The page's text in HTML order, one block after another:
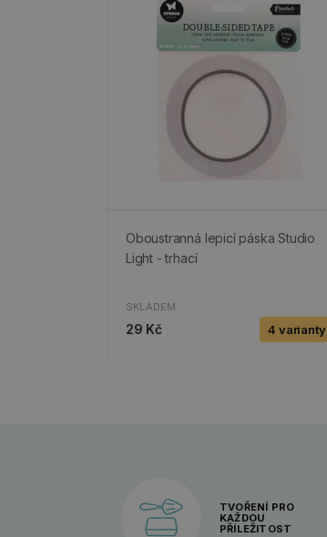
Oboustranná lepicí páska Studio
Light - trhací
SKLADEM
29 Kč 4 varianty
TVOŘENÍ PRO
KAŽDOU
PŘÍLEŽITOST